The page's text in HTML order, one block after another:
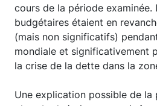
cours de la période examinée.
budgétaires étaient en
(mais non significatifs)
mondiale et significativement
la crise de la dette dans la
Une explication possible de